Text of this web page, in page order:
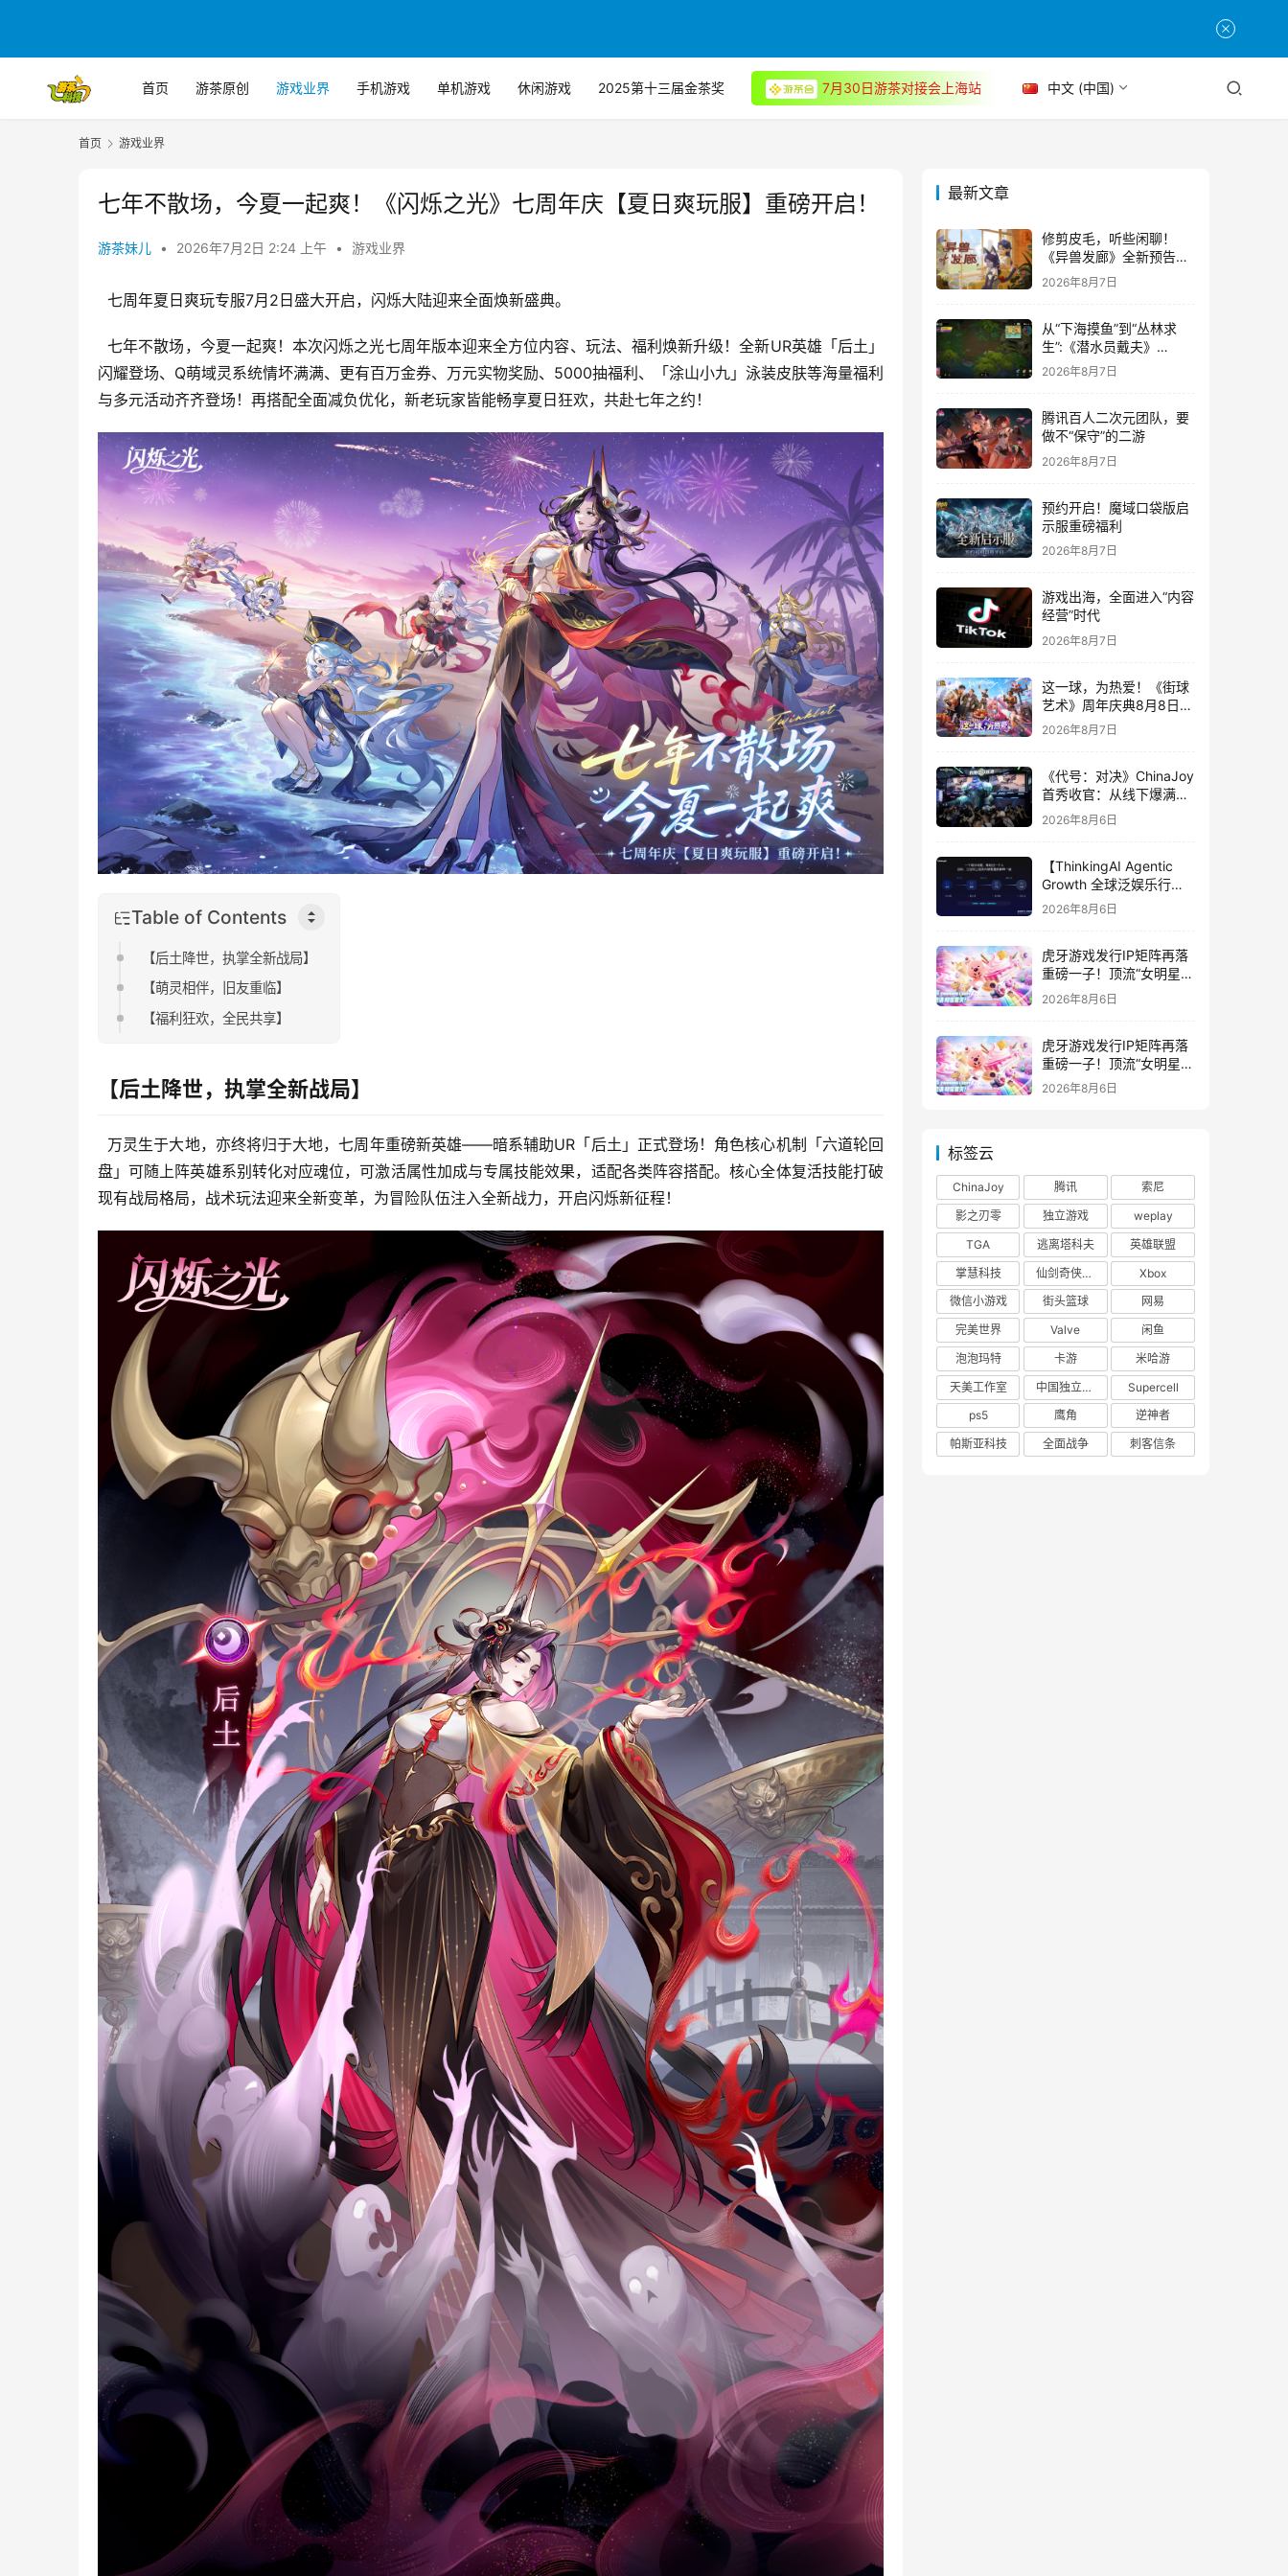
首页 游茶原创 游戏业界 手机游戏 单机游戏 休闲游戏 2025第十三届金茶奖 7月30日游茶对接会上海站 中文 (中国)
首页 游戏业界
七年不散场，今夏一起爽！《闪烁之光》七周年庆【夏日爽玩服】重磅开启！
游茶妹儿 • 2026年7月2日 2:24 上午 • 游戏业界
七周年夏日爽玩专服7月2日盛大开启，闪烁大陆迎来全面焕新盛典。
七年不散场，今夏一起爽！本次闪烁之光七周年版本迎来全方位内容、玩法、福利焕新升级！全新UR英雄「后土」
闪耀登场、Q萌域灵系统情坏满满、更有百万金券、万元实物奖励、5000抽福利、「涂山小九」泳装皮肤等海量福利
与多元活动齐齐登场！再搭配全面减负优化，新老玩家皆能畅享夏日狂欢，共赴七年之约！
Table of Contents
【后土降世，执掌全新战局】
【萌灵相伴，旧友重临】
【福利狂欢，全民共享】
【后土降世，执掌全新战局】
万灵生于大地，亦终将归于大地，七周年重磅新英雄——暗系辅助UR「后土」正式登场！角色核心机制「六道轮回
盘」可随上阵英雄系别转化对应魂位，可激活属性加成与专属技能效果，适配各类阵容搭配。核心全体复活技能打破
现有战局格局，战术玩法迎来全新变革，为冒险队伍注入全新战力，开启闪烁新征程！
最新文章
修剪皮毛，听些闲聊！
《异兽发廊》全新预告与
Steam免费试玩公开
2026年8月7日
从“下海摸鱼”到“丛林求
生”:《潜水员戴夫》
DLC《丛林》移动端定档
2026年8月7日
腾讯百人二次元团队，要
做不“保守”的二游
2026年8月7日
预约开启！魔域口袋版启
示服重磅福利
2026年8月7日
游戏出海，全面进入“内容
经营”时代
2026年8月7日
这一球，为热爱！《街球
艺术》周年庆典8月8日正
式上线，多重福利与全新
2026年8月7日
《代号：对决》ChinaJoy
首秀收官：从线下爆满看
见玩家的真实期待
2026年8月6日
【ThinkingAI Agentic
Growth 全球泛娱乐行业
峰会】Agent 时代，人到
2026年8月6日
虎牙游戏发行IP矩阵再落
重磅一子！顶流“女明星”
ZANMANG LOOPY 正版
3D消除手游《消消奇遇》
2026年8月6日
虎牙游戏发行IP矩阵再落
重磅一子！顶流“女明星”
ZANMANG LOOPY 正版
2026年8月6日
标签云
ChinaJoy 腾讯
索尼
影之刃零
独立游戏
weplay
TGA
逃离塔科夫
英雄联盟
掌慧科技
仙剑奇侠传四
Xbox
微信小游戏
街头篮球
网易
完美世界
Valve
闲鱼
泡泡玛特
卡游
米哈游
天美工作室
中国独立游戏联盟
Supercell
ps5
鹰角
逆神者
帕斯亚科技
全面战争 刺客信条